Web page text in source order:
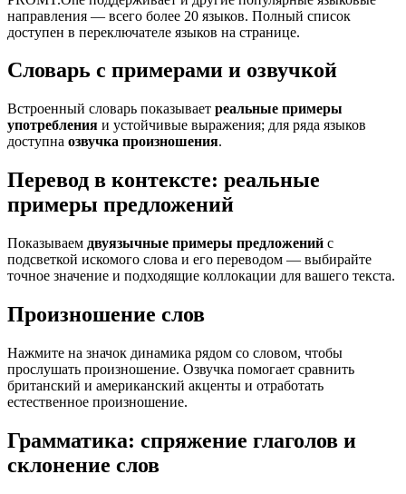
направления — всего более 20 языков. Полный список
доступен в переключателе языков на странице.
Словарь с примерами и озвучкой
Встроенный словарь показывает реальные примеры
употребления и устойчивые выражения; для ряда языков
доступна озвучка произношения.
Перевод в контексте: реальные
примеры предложений
Показываем двуязычные примеры предложений с
подсветкой искомого слова и его переводом — выбирайте
точное значение и подходящие коллокации для вашего текста.
Произношение слов
Нажмите на значок динамика рядом со словом, чтобы
прослушать произношение. Озвучка помогает сравнить
британский и американский акценты и отработать
естественное произношение.
Грамматика: спряжение глаголов и
склонение слов